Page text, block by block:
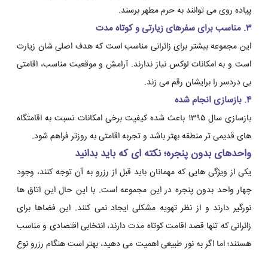
پیاده روی می توانند به حرم مطهر برسند.
۳. مناسب برای سفرهای زیارتی و کوتاه مدت
این مجموعه بیشتر برای زائرانی مناسب است که هدف اصلی شان زیارت
است و به امکانات لوکس نیاز ندارند. آرامش و موقعیت مناسب، اقامتی
بی دردسر را برایشان رقم می زند.
۴. بازسازی انجام شده
بازسازی سال ۱۳۹۵ باعث شده کیفیت برخی امکانات نسبت به اقامتگاه
های قدیمی تر منطقه بهتر باشد و تجربه اقامتی به روزتر فراهم شود.
واحدهای بدون پنجره؛ نکته ای که باید بدانید
یکی از ویژگی هایی که مهمانان باید قبل از رزرو به آن توجه کنند، وجود
چهار واحد بدون پنجره در این مجموعه است. با این حال این اتاق ها
نورگیر دارند و از نظر تهویه مشکلی ایجاد نمی کنند. این فضاها برای
زائرانی که تنها قصد اقامت کوتاه مدت دارند، انتخابی اقتصادی و مناسب
هستند؛ اما اگر به نور طبیعی اهمیت می دهید، بهتر است هنگام رزرو نوع